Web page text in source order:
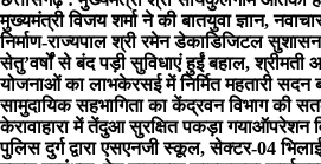
मुख्यमंत्री विजय शर्मा ने की बातयुवा ज्ञान,
निर्माण-राज्यपाल श्री रमेन डेका​डिजिटल सुशासन
सेतु’वर्षों से बंद पड़ी सुविधाएं हुईं बहाल,
योजनाओं का लाभकेरसई में निर्मित महतारी
सामुदायिक सहभागिता का केंद्रवन विभाग की
केरावाहारा में तेंदुआ सुरक्षित पकड़ा गयाऑपरेशन
पुलिस दुर्ग द्वारा एसएनजी स्कूल, सेक्टर-04